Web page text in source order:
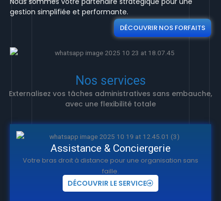
gestion simplifiée et performante.
DÉCOUVRIR NOS FORFAITS
Nos services
Externalisez vos tâches administratives sans embauche,
avec une flexibilité totale
Assistance & Conciergerie
Votre bras droit à distance pour une organisation sans
faille.
DÉCOUVRIR LE SERVICE